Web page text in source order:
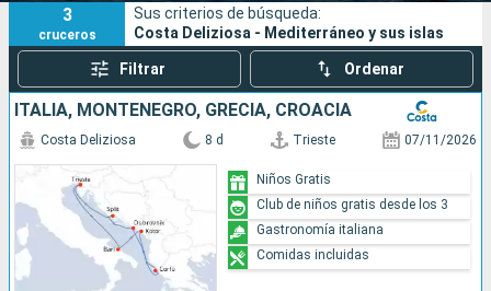
Buscar
3
cruceros
Sus criterios de búsqueda:
Costa Deliziosa - Mediterráneo y sus islas
Filtrar Ordenar
ITALIA, MONTENEGRO, GRECIA, CROACIA
Costa Deliziosa 8 d Trieste 07/11/2026
Niños Gratis
Club de niños gratis desde los 3
Gastronomía italiana
Comidas incluidas